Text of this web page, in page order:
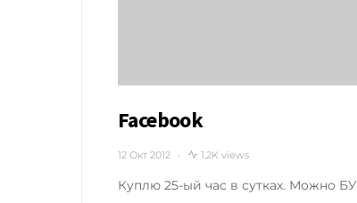
Facebook
12 Окт 2012 1,2K views
Куплю 25-ый час в сутках. Можно БУ